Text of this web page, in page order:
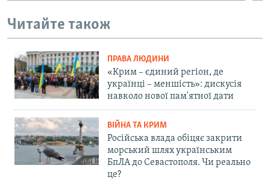
Читайте також
ПРАВА ЛЮДИНИ
«Крим – єдиний регіон, де
українці – меншість»: дискусія
навколо нової пам'ятної дати
ВІЙНА ТА КРИМ
Російська влада обіцяє закрити
морський шлях українським
БпЛА до Севастополя. Чи реально
це?